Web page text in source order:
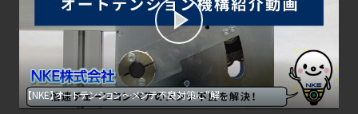
【NKE】オートテンション〜メンテ不良対策に“解...